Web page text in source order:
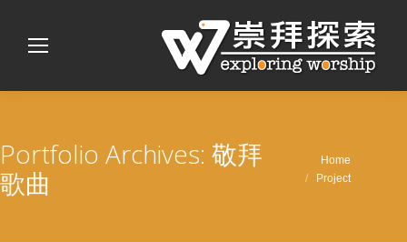
Portfolio Archives: 敬拜
歌曲
You are here:
Home
Project